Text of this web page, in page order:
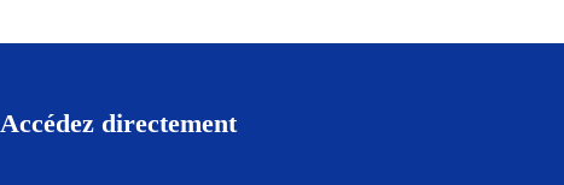
Accédez directement